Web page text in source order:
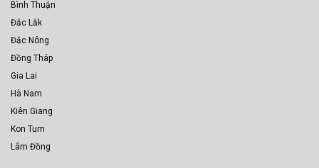
Bình Thuận
Đắc Lắk
Đắc Nông
Đồng Tháp
Gia Lai
Hà Nam
Kiên Giang
Kon Tum
Lâm Đồng